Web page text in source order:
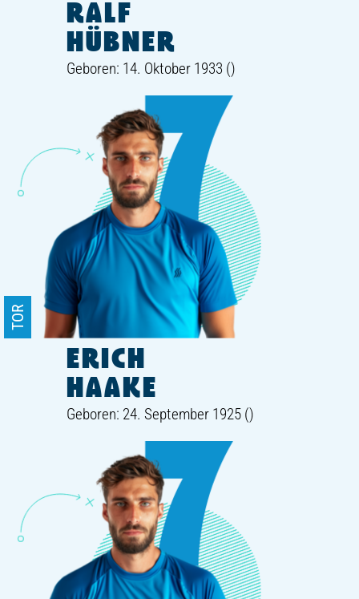
RALF
HÜBNER
Geboren: 14. Oktober 1933 ()
ERICH
HAAKE
TOR
Geboren: 24. September 1925 ()